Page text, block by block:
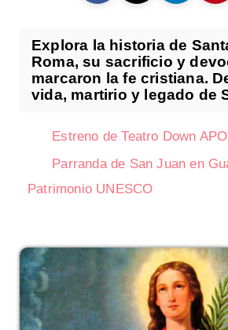
Explora la historia de
Roma, su sacrificio y
marcaron la fe cristiana.
vida, martirio y legado de
Estreno de Teatro Down
Parranda de San Juan en
Patrimonio UNESCO